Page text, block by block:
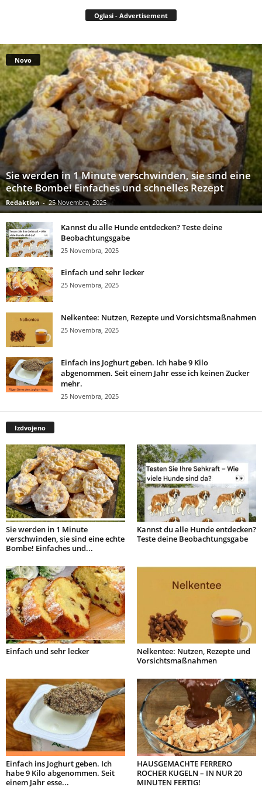
Oglasi - Advertisement
Novo
Sie werden in 1 Minute verschwinden, sie sind eine
echte Bombe! Einfaches und schnelles Rezept
Redaktion - 25 Novembra, 2025
Kannst du alle Hunde entdecken? Teste deine
Beobachtungsgabe
25 Novembra, 2025
Einfach und sehr lecker
25 Novembra, 2025
Nelkentee: Nutzen, Rezepte und Vorsichtsmaßnahmen
25 Novembra, 2025
Einfach ins Joghurt geben. Ich habe 9 Kilo
abgenommen. Seit einem Jahr esse ich keinen Zucker
mehr.
25 Novembra, 2025
Izdvojeno
Sie werden in 1 Minute
verschwinden, sie sind eine echte
Bombe! Einfaches und...
Kannst du alle Hunde entdecken?
Teste deine Beobachtungsgabe
Einfach und sehr lecker
Nelkentee: Nutzen, Rezepte und
Vorsichtsmaßnahmen
Einfach ins Joghurt geben. Ich
habe 9 Kilo abgenommen. Seit
einem Jahr esse...
HAUSGEMACHTE FERRERO
ROCHER KUGELN – IN NUR 20
MINUTEN FERTIG!